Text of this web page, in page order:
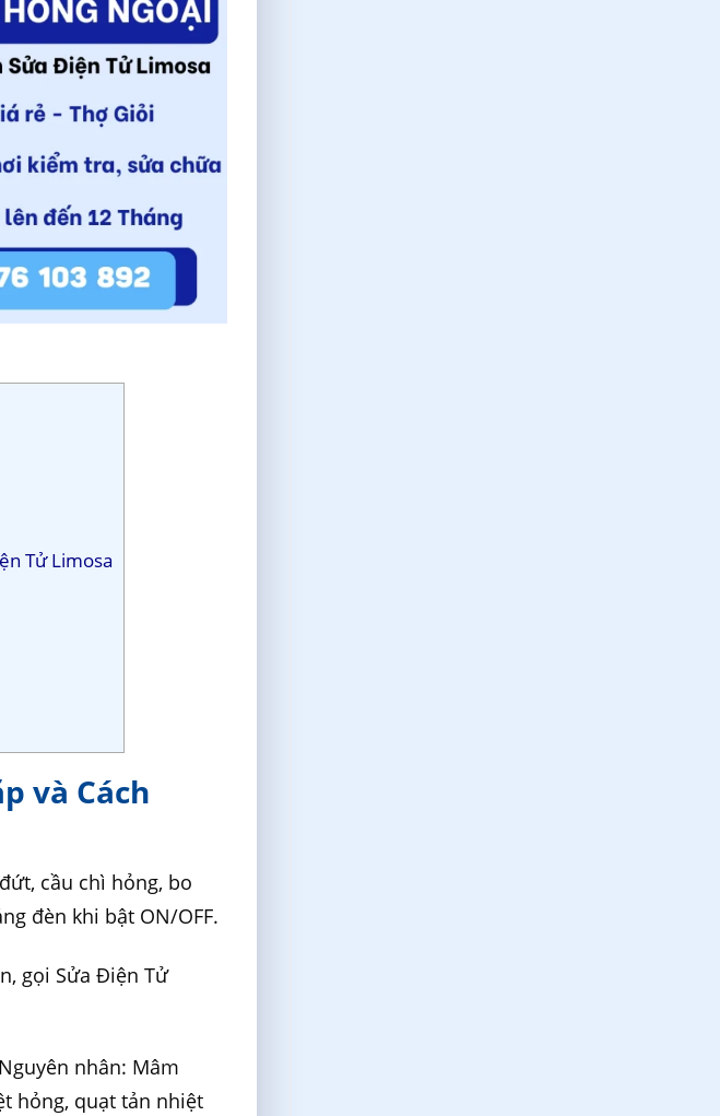
Tử Limosa
và Cách
cầu chì hỏng, bo
đèn khi bật ON/OFF.
gọi Sửa Điện Tử
nhân: Mâm
hỏng, quạt tản nhiệt